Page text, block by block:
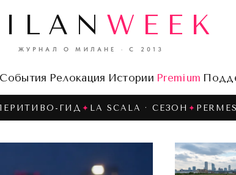
WEEK
ЖУРНАЛ О МИЛАНЕ · С 2013
События Релокация Истории Premium
ГИД ✦ LA SCALA · СЕЗОН ✦